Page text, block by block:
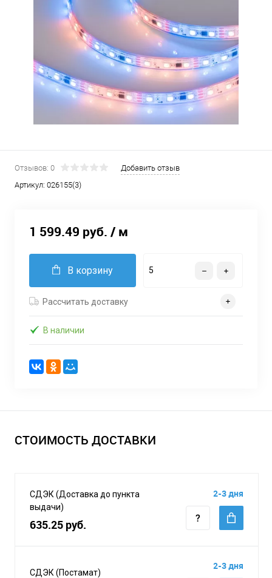
Отзывов: 0
Добавить отзыв
Артикул: 026155(3)
1 599.49 руб. / м
В корзину
Рассчитать доставку
В наличии
СТОИМОСТЬ ДОСТАВКИ
СДЭК (Доставка до пункта
выдачи)
635.25 руб.
2-3 дня
СДЭК (Постамат)
2-3 дня